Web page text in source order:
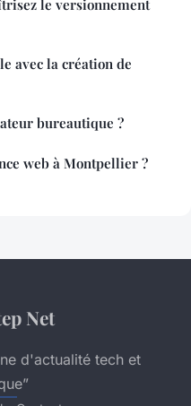
le versionnement
avec la création de
bureautique ?
web à Montpellier ?
Net
d'actualité tech et